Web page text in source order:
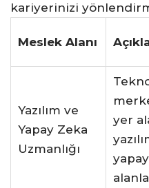
kariyerinizi
Meslek Alanı
Yazılım ve
Yapay Zeka
Uzmanlığı
yer